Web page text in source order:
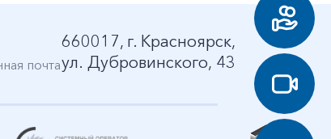
почта
660017, г. Красноярск,
ул. Дубровинского, 43